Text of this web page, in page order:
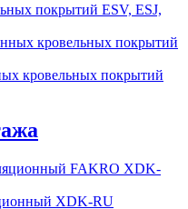
покрытий ESV, ESJ,
кровельных покрытий
XDK-RU